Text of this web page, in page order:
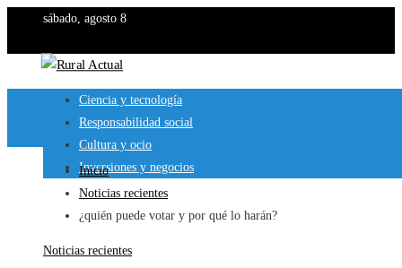
sábado, agosto 8
Ciencia y tecnología
Responsabilidad social
Cultura y ocio
Inversiones y negocios
Inicio
Noticias recientes
¿quién puede votar y por qué lo harán?
Noticias recientes